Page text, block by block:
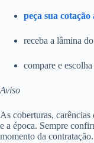
peça sua cotação
receba a lâmina
compare e
Aviso
As coberturas,
e a época. Sempre
momento da contratação.